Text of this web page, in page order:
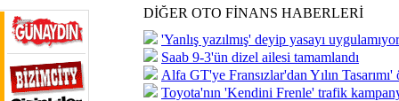
DİĞER OTO FİNANS HABERLERİ
'Yanlış yazılmış' deyip yasayı
Saab 9-3'ün dizel ailesi tamamlandı
Alfa GT'ye Fransızlar'dan Yılın
Toyota'nın 'Kendini Frenle' trafik